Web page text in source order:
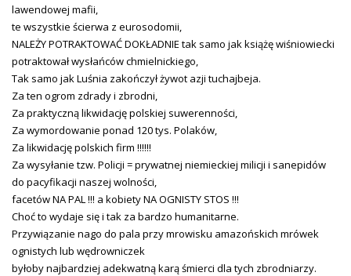
lawendowej mafii,
te wszystkie ścierwa z eurosodomii,
NALEŻY POTRAKTOWAĆ DOKŁADNIE tak samo jak książę wiśniowiecki
potraktował wysłańców chmielnickiego,
Tak samo jak Luśnia zakończył żywot azji tuchajbeja.
Za ten ogrom zdrady i zbrodni,
Za praktyczną likwidację polskiej suwerenności,
Za wymordowanie ponad 120 tys. Polaków,
Za likwidację polskich firm !!!!!!
Za wysyłanie tzw. Policji = prywatnej niemieckiej milicji i sanepidów
do pacyfikacji naszej wolności,
facetów NA PAL !!! a kobiety NA OGNISTY STOS !!!
Choć to wydaje się i tak za bardzo humanitarne.
Przywiązanie nago do pala przy mrowisku amazońskich mrówek
ognistych lub wędrowniczek
byłoby najbardziej adekwatną karą śmierci dla tych zbrodniarzy.